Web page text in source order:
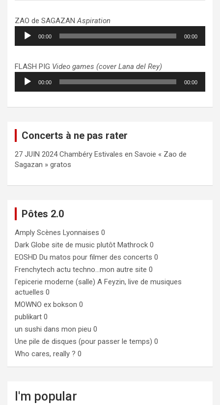
ZAO de SAGAZANAspiration
Lecteur
audio
00:00 00:00
FLASH PIG Video games (cover Lana del Rey)
Lecteur
audio
00:00 00:00
Concerts à ne pas rater
27 JUIN 2024 Chambéry Estivales en Savoie « Zao de
Sagazan » gratos
Pôtes 2.0
Amply Scènes Lyonnaises 0
Dark Globe site de music plutôt Mathrock 0
EOSHD Du matos pour filmer des concerts 0
Frenchytech actu techno…mon autre site 0
l'epicerie moderne (salle) A Feyzin, live de musiques
actuelles 0
MOWNO ex bokson 0
publikart 0
un sushi dans mon pieu 0
Une pile de disques (pour passer le temps) 0
Who cares, really ? 0
I'm popular